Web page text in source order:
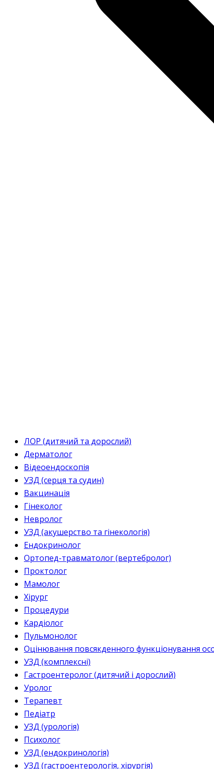
ЛОР (дитячий та дорослий)
Дерматолог
Відеоендоскопія
УЗД (серця та судин)
Вакцинація
Гінеколог
Невролог
УЗД (акушерство та гінекологія)
Ендокринолог
Ортопед-травматолог (вертебролог)
Проктолог
Мамолог
Хірург
Процедури
Кардіолог
Пульмонолог
Оцінювання повсякденного функціонування
УЗД (комплексні)
Гастроентеролог (дитячий і дорослий)
Уролог
Терапевт
Педіатр
УЗД (урологія)
Психолог
УЗД (ендокринологія)
УЗД (гастроентерологія, хірургія)